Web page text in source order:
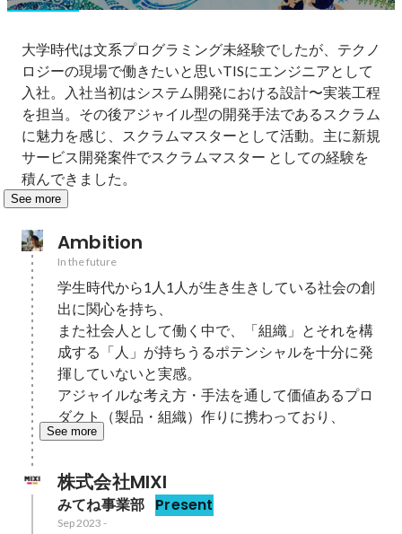
大学時代は文系プログラミング未経験でしたが、テクノ
ロジーの現場で働きたいと思いTISにエンジニアとして
入社。入社当初はシステム開発における設計〜実装工程
を担当。その後アジャイル型の開発手法であるスクラム
に魅力を感じ、スクラムマスターとして活動。主に新規
サービス開発案件でスクラムマスター としての経験を
積んできました。
See more
Ambition
In the future
学生時代から1人1人が生き生きしている社会の創
出に関心を持ち、
また社会人として働く中で、「組織」とそれを構
成する「人」が持ちうるポテンシャルを十分に発
揮していないと実感。
アジャイルな考え方・手法を通して価値あるプロ
ダクト（製品・組織）作りに携わっており、
See more
株式会社MIXI
みてね事業部 Present
Sep 2023 -